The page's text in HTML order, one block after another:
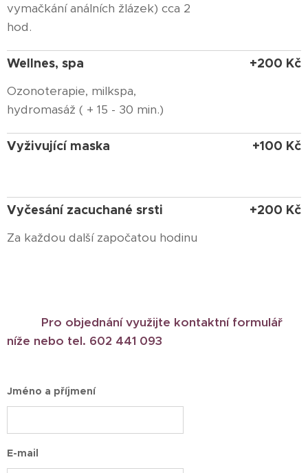
vymačkání análních žlázek) cca 2
hod.
Wellnes, spa
Ozonoterapie, milkspa,
hydromasáž ( + 15 - 30 min.)
+200 Kč
Vyživující maska +100 Kč
Vyčesání zacuchané srsti
Za každou další započatou hodinu
+200 Kč
Pro objednání využijte kontaktní formulář
níže nebo tel. 602 441 093
Jméno a příjmení
E-mail